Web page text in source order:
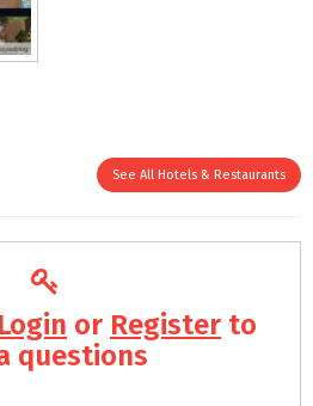
See All Hotels & Restaurants
Login or Register to
questions